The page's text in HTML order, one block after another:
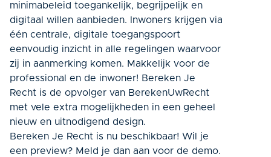
minimabeleid toegankelijk, begrijpelijk en
digitaal willen aanbieden. Inwoners krijgen via
één centrale, digitale toegangspoort
eenvoudig inzicht in alle regelingen waarvoor
zij in aanmerking komen. Makkelijk voor de
professional en de inwoner! Bereken Je
Recht is de opvolger van BerekenUwRecht
met vele extra mogelijkheden in een geheel
nieuw en uitnodigend design.
Bereken Je Recht is nu beschikbaar! Wil je
een preview? Meld je dan aan voor de demo.